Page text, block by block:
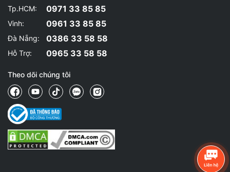
Tp.HCM: 0971 33 85 85
Vinh: 0961 33 85 85
Đà Nẵng: 0386 33 58 58
Hỗ Trợ: 0965 33 58 58
Theo dõi chúng tôi